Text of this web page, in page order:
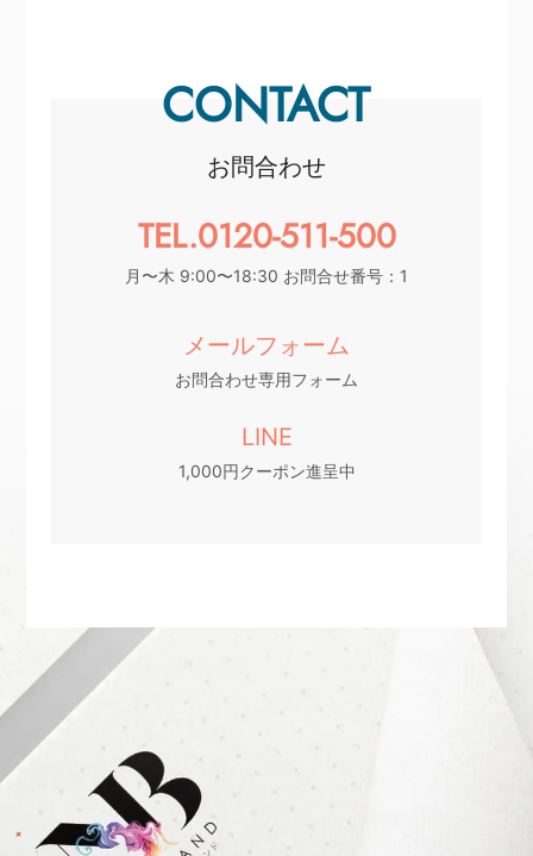
CONTACT
お問合わせ
TEL.0120-511-500
月〜木 9:00〜18:30 お問合せ番号：1
メールフォーム
お問合わせ専用フォーム
LINE
1,000円クーポン進呈中